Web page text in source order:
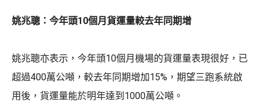
姚兆聰：今年頭10個月貨運量較去年同期增
姚兆聰亦表示，今年頭10個月機場的貨運量表現很好，已
超過400萬公噸，較去年同期增加15%，期望三跑系統啟
用後，貨運量能於明年達到1000萬公噸。